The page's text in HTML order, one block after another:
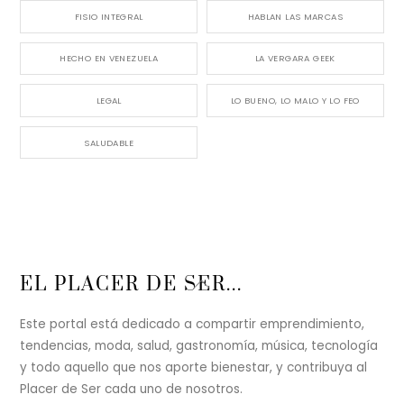
FISIO INTEGRAL HABLAN LAS MARCAS
HECHO EN VENEZUELA LA VERGARA GEEK
LEGAL LO BUENO, LO MALO Y LO FEO
SALUDABLE
Back
Top
EL PLACER DE SER...
Este portal está dedicado a compartir emprendimiento,
tendencias, moda, salud, gastronomía, música, tecnología
y todo aquello que nos aporte bienestar, y contribuya al
Placer de Ser cada uno de nosotros.